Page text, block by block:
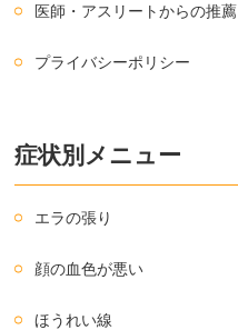
医師・アスリートからの推薦
プライバシーポリシー
症状別メニュー
エラの張り
顔の血色が悪い
ほうれい線